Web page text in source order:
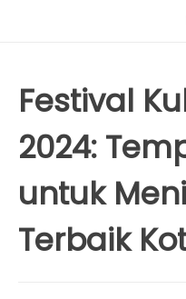
Festival
2024:
untuk
Terbaik